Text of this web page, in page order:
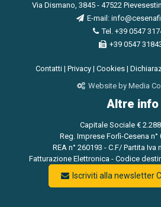
Via Dismano, 3845 - 47522
E-mail:
Tel. +39 0547
+39 0547
Contatti| Privacy| Cookies|
Website by Media
Altre info
Capitale Sociale €
Reg. Imprese Forlì-Cesena n°
REA n° 260193 - C.F/ Partita Iva
Fatturazione Elettronica - Codice
Iscriviti alla newsletter